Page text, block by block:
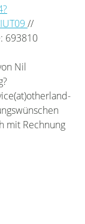
//
693810
Nil
mit Rechnung